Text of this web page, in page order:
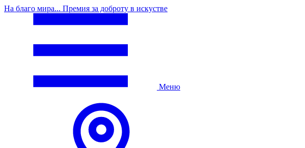
На благо мира... Премия за доброту в искустве
Меню